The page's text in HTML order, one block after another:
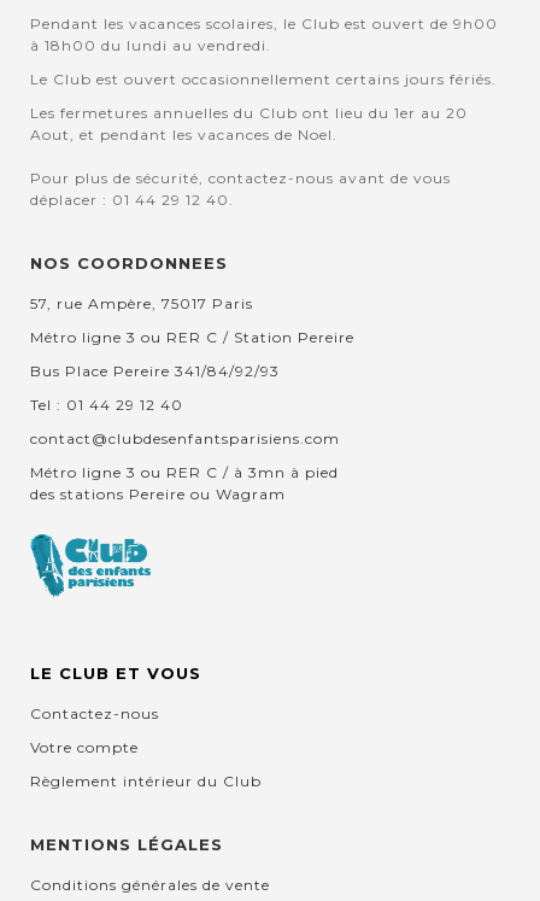
Pendant les vacances scolaires, le Club est ouvert de 9h00
à 18h00 du lundi au vendredi.
Le Club est ouvert occasionnellement certains jours fériés.
Les fermetures annuelles du Club ont lieu du 1er au 20
Aout, et pendant les vacances de Noel.
Pour plus de sécurité, contactez-nous avant de vous
déplacer : 01 44 29 12 40.
NOS COORDONNEES
57, rue Ampère, 75017 Paris
Métro ligne 3 ou RER C / Station Pereire
Bus Place Pereire 341/84/92/93
Tel : 01 44 29 12 40
contact@clubdesenfantsparisiens.com
Métro ligne 3 ou RER C / à 3mn à pied
des stations Pereire ou Wagram
LE CLUB ET VOUS
Contactez-nous
Votre compte
Règlement intérieur du Club
MENTIONS LÉGALES
Conditions générales de vente